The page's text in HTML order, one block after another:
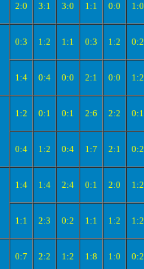
2:0
3:1 3:0 1:1 0:0 1:0
0:3 1:2 1:1 0:3 1:2 0:2
1:4
0:4 0:0 2:1 0:0 1:2
1:2 0:1 0:1 2:6 2:2 0:1
0:4
1:2 0:4 1:7 2:1 0:2
1:4 1:4 2:4 0:1 2:0 1:2
1:1
2:3 0:2 1:1 1:2 1:2
0:7 2:2 1:2 1:8 1:0 0:2